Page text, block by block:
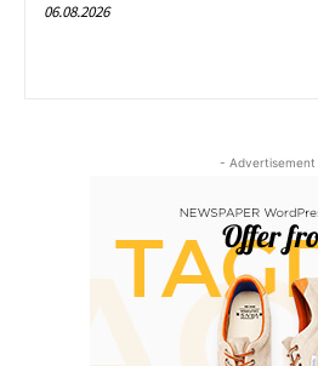
06.08.2026
- Advertisement